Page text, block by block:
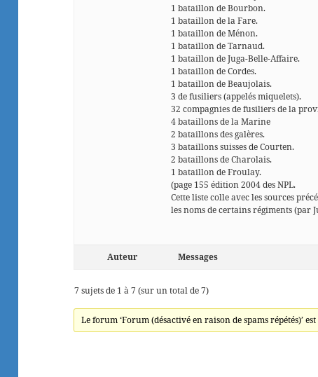
1 bataillon de Bourbon.
1 bataillon de la Fare.
1 bataillon de Ménon.
1 bataillon de Tarnaud.
1 bataillon de Juga-Belle-Affaire.
1 bataillon de Cordes.
1 bataillon de Beaujolais.
3 de fusiliers (appelés miquelets).
32 compagnies de fusiliers de la
4 bataillons de la Marine
2 bataillons des galères.
3 bataillons suisses de Courten.
2 bataillons de Charolais.
1 bataillon de Froulay.
(page 155 édition 2004 des NPL.
Cette liste colle avec les sources
les noms de certains régiments (par
Auteur Messages
7 sujets de 1 à 7 (sur un total de 7)
Le forum ‘Forum (désactivé en raison de spams répétés)’